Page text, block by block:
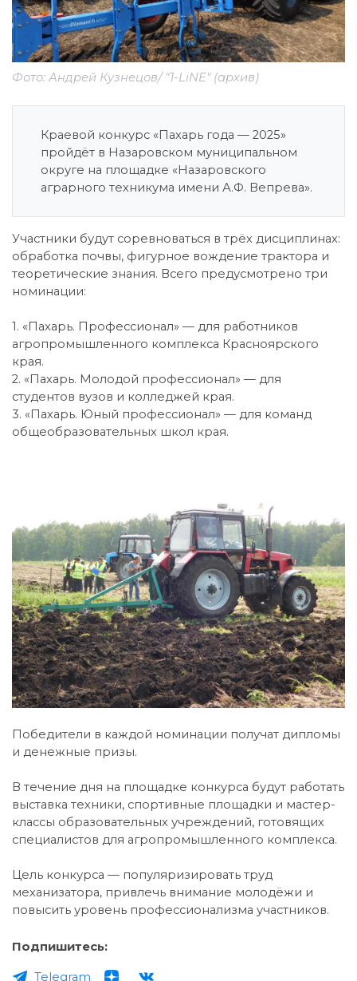
Фото: Андрей Кузнецов/ "1-LiNE" (архив)
Краевой конкурс «Пахарь года — 2025»
пройдёт в Назаровском муниципальном
округе на площадке «Назаровского
аграрного техникума имени А.Ф. Вепрева».
Участники будут соревноваться в трёх дисциплинах:
обработка почвы, фигурное вождение трактора и
теоретические знания. Всего предусмотрено три
номинации:
1. «Пахарь. Профессионал» — для работников
агропромышленного комплекса Красноярского
края.
2. «Пахарь. Молодой профессионал» — для
студентов вузов и колледжей края.
3. «Пахарь. Юный профессионал» — для команд
общеобразовательных школ края.
Победители в каждой номинации получат дипломы
и денежные призы.
В течение дня на площадке конкурса будут работать
выставка техники, спортивные площадки и мастер-
классы образовательных учреждений, готовящих
специалистов для агропромышленного комплекса.
Цель конкурса — популяризировать труд
механизатора, привлечь внимание молодёжи и
повысить уровень профессионализма участников.
Подпишитесь:
Telegram